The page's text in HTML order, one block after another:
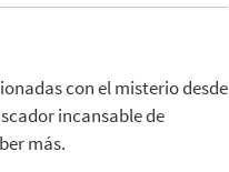
con el misterio desde
incansable de
más.